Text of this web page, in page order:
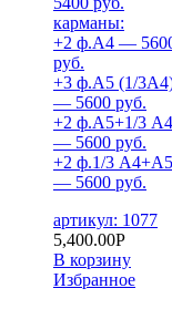
карманы:
+2 ф.А4 —
руб.
+3 ф.А5 (1/
— 5600 руб.
+2 ф.А5+1/3 А4
— 5600 руб.
+2 ф.1/3 А4+А5
— 5600 руб.
артикул: 1077
5,400.00Р
В корзину
Избранное